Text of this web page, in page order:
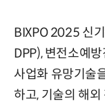
BIXPO 2025 신
DPP), 변전소예
사업화 유망기술
하고, 기술의 해